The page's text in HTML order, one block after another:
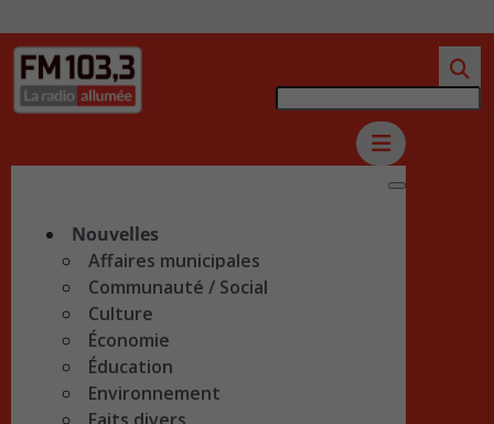
Nouvelles
Affaires municipales
Communauté / Social
Culture
Économie
Éducation
Environnement